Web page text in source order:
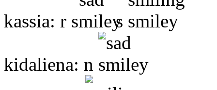
kassia: r s
kidaliena: n